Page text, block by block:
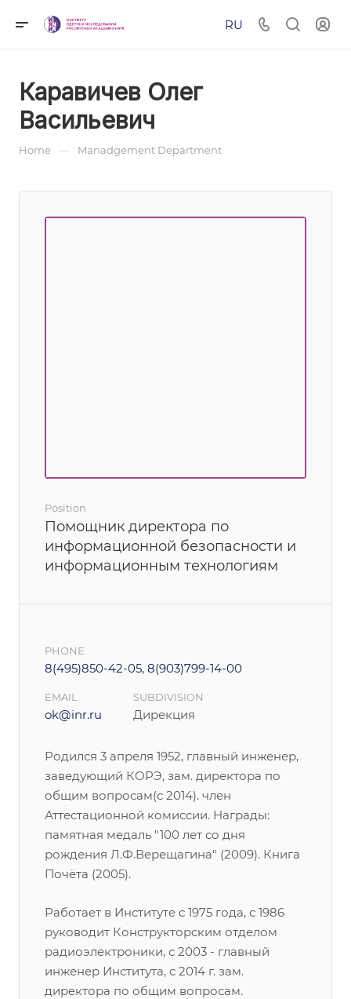
RU
Каравичев Олег
Васильевич
Home — Manadgement Department
Position
Помощник директора по
информационной безопасности и
информационным технологиям
PHONE
8(495)850-42-05, 8(903)799-14-00
EMAIL
ok@inr.ru
SUBDIVISION
Дирекция
Родился 3 апреля 1952, главный инженер,
заведующий КОРЭ, зам. директора по
общим вопросам(с 2014). член
Аттестационной комиссии. Награды:
памятная медаль "100 лет со дня
рождения Л.Ф.Верещагина" (2009). Книга
Почёта (2005).
Работает в Институте с 1975 года, с 1986
руководит Конструкторским отделом
радиоэлектроники, с 2003 - главный
инженер Института, с 2014 г. зам.
директора по общим вопросам.